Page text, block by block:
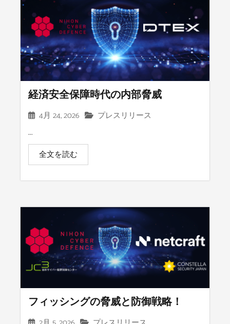
経済安全保障時代の内部脅威
4月 24, 2026
プレスリリース
...
全文を読む
フィッシングの脅威と防御戦略！